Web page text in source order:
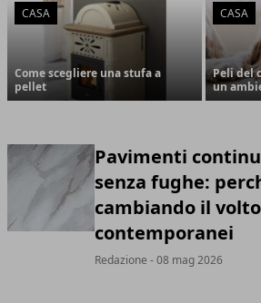
CASA
Come scegliere una stufa a
pellet
CASA
Peli del
un
Pavimenti
senza fughe:
cambiando il
contemporanei
Redazione - 08 mag 2026